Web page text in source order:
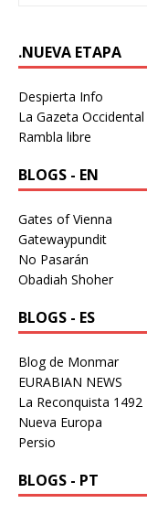
.NUEVA ETAPA
Despierta Info
La Gazeta Occidental
Rambla libre
BLOGS - EN
Gates of Vienna
Gatewaypundit
No Pasarán
Obadiah Shoher
BLOGS - ES
Blog de Monmar
EURABIAN NEWS
La Reconquista 1492
Nueva Europa
Persio
BLOGS - PT